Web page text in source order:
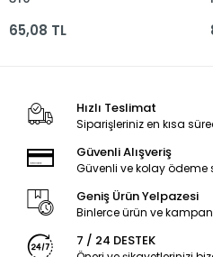
65,08 TL
Hızlı Teslimat
Siparişleriniz en kısa
Güvenli Alışveriş
Güvenli ve kolay ödeme
Geniş Ürün Yelpazesi
Binlerce ürün ve
7 / 24 DESTEK